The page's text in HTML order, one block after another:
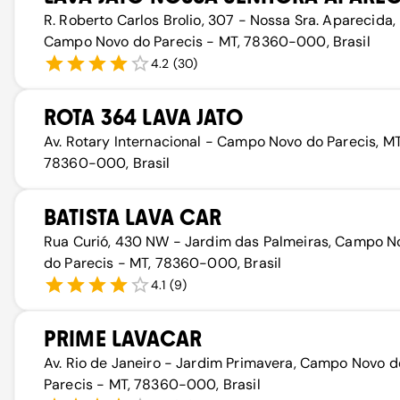
R. Roberto Carlos Brolio, 307 - Nossa Sra. Aparecida,
Campo Novo do Parecis - MT, 78360-000, Brasil
4.2 (30)
ROTA 364 LAVA JATO
Av. Rotary Internacional - Campo Novo do Parecis,
78360-000, Brasil
BATISTA LAVA CAR
Rua Curió, 430 NW - Jardim das Palmeiras, Campo
do Parecis - MT, 78360-000, Brasil
4.1 (9)
PRIME LAVACAR
Av. Rio de Janeiro - Jardim Primavera, Campo Novo
Parecis - MT, 78360-000, Brasil